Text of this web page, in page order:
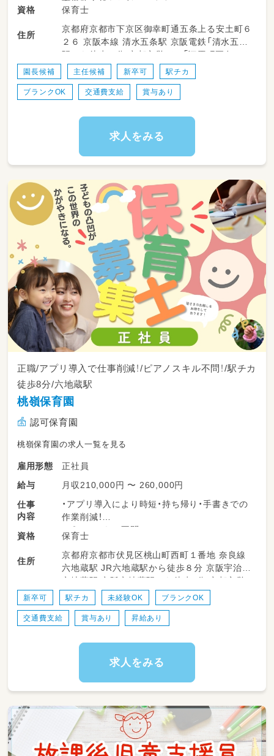
育業務全般をお任せします。
【具体的な1日の流れ（一例）】
・07:30～ 登園受け入れ、自由遊びのサポート
おやつ補助
・10:00～ お散歩（近隣の公園・図書館など）や季
節の制作活動
・12:30～ お昼寝（職員は交代でしっかり60分
休憩を取ります）
・16:00～ 帰りの集まり、お迎えまでの自由遊
・17:30～ 順次お迎え（保護者の方へその日の様
子をお伝えします）
・19:30 最後の園児を見送り、全員退園後に片付
けをして退勤
【ここがポイント：私たちの「こども時間」の保
育】
わたしたちが大切にしているのは、一人ひとり
の育ちを丁寧に見守る保育です。
遊ぶおもちゃは自分で決める。
読んでもらう絵本も自分で決める。
このようにこどもの「やってみたい」を何より大
切にする環境です。
資格 保育士
住所
京都府京都市下京区御幸町通五条上る安土町６
２６ 京阪本線 清水五条駅 京阪電鉄「清水五条」
駅から徒歩５分 京都市営バス「河原町五条」バ
ス停から徒歩３分 京都市営地下鉄烏丸線 五条
駅 京都市営地下鉄「五条」駅から徒歩１０分
園長候補 主任候補 新卒可 駅チカ
ブランクOK 交通費支給 賞与あり
求人をみる
正職/アプリ導入で仕事削減！/ピアノスキル不問！/駅チカ
徒歩8分/六地蔵駅
桃嶺保育園
認可保育園
桃嶺保育園の求人一覧を見る
雇用形態
正社員
給与
月収210,000円 〜 260,000円
仕事
内容
・アプリ導入により時短・持ち帰り・手書きでの
作業削減！
・ピアノスキル不問
・複数担任制
・研修の充実(費用は園持ち)
資格 保育士
住所
京都府京都市伏見区桃山町西町１番地 奈良線
六地蔵駅 JR六地蔵駅から徒歩８分 京阪宇治線
六地蔵駅 京阪六地蔵駅から徒歩8分 京都市営
地下鉄東西線 六地蔵駅 地下鉄六地蔵駅から徒
歩８分
新卒可 駅チカ 未経験OK ブランクOK
交通費支給 賞与あり 昇給あり
求人をみる